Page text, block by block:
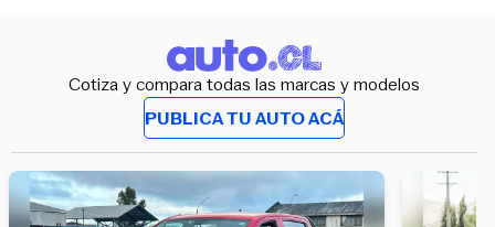
Cotiza y compara todas las marcas y modelos
PUBLICA TU AUTO ACÁ